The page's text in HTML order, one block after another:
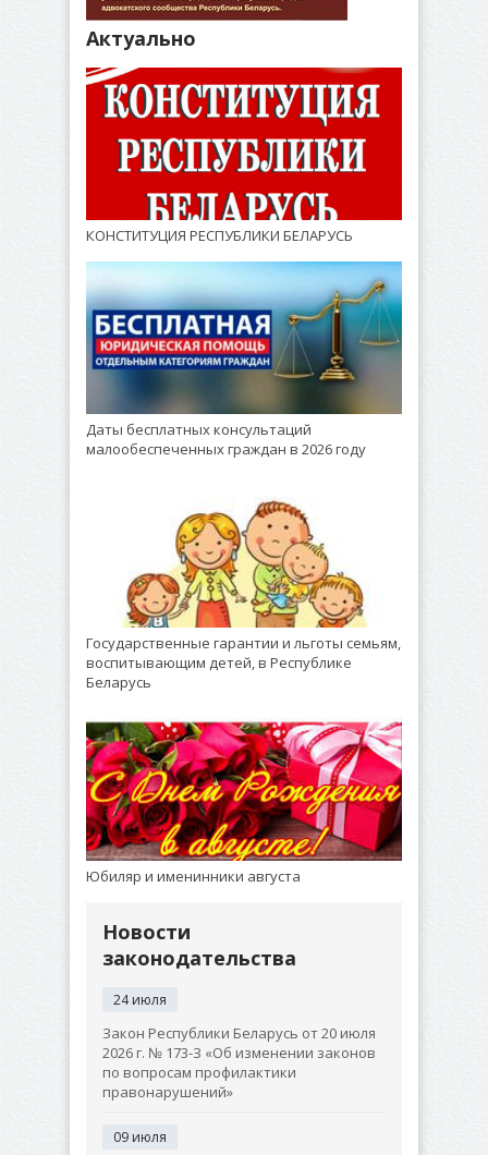
Актуально
КОНСТИТУЦИЯ РЕСПУБЛИКИ БЕЛАРУСЬ
Даты бесплатных консультаций
малообеспеченных граждан в 2026 году
Государственные гарантии и льготы семьям,
воспитывающим детей, в Республике
Беларусь
Юбиляр и именинники августа
Новости
законодательства
24 июля
Закон Республики Беларусь от 20 июля
2026 г. № 173-З «Об изменении законов
по вопросам профилактики
правонарушений»
09 июля